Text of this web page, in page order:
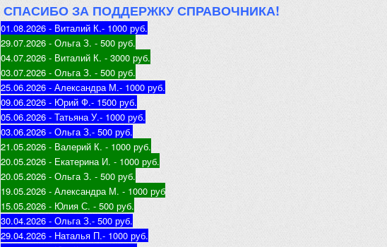
СПАСИБО ЗА ПОДДЕРЖКУ СПРАВОЧНИКА!
01.08.2026 - Виталий К.- 1000 руб.
29.07.2026 - Ольга З. - 500 руб.
04.07.2026 - Виталий К. - 3000 руб.
03.07.2026 - Ольга З. - 500 руб.
25.06.2026 - Александра М.- 1000 руб.
09.06.2026 - Юрий Ф.- 1500 руб.
05.06.2026 - Татьяна У.- 1000 руб.
03.06.2026 - Ольга З.- 500 руб.
21.05.2026 - Валерий К. - 1000 руб.
20.05.2026 - Екатерина И. - 1000 руб.
20.05.2026 - Ольга З. - 500 руб.
19.05.2026 - Александра М. - 1000 руб
15.05.2026 - Юлия С. - 500 руб.
30.04.2026 - Ольга З.- 500 руб.
29.04.2026 - Наталья П.- 1000 руб.